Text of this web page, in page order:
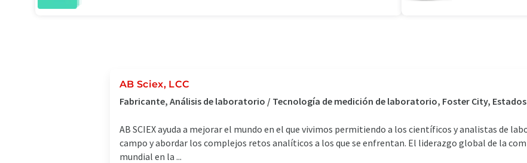
AB Sciex, LCC
Fabricante, Análisis de laboratorio / Tecnología de medición de laboratorio, Foster City,
AB SCIEX ayuda a mejorar el mundo en el que vivimos permitiendo a los científicos y analistas de
campo y abordar los complejos retos analíticos a los que se enfrentan. El liderazgo global de la
mundial en la ...